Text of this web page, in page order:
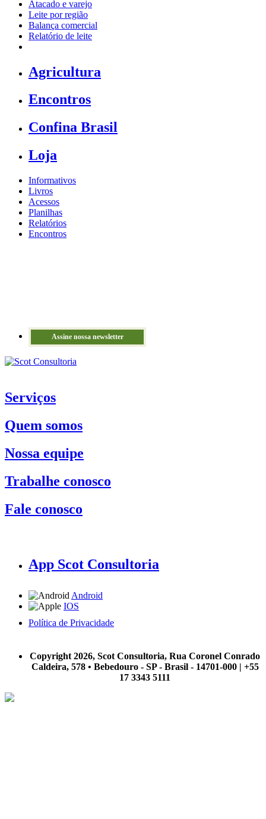
Atacado e varejo
Leite por região
Balança comercial
Relatório de leite
Agricultura
Encontros
Confina Brasil
Loja
Informativos
Livros
Acessos
Planilhas
Relatórios
Encontros
Assine nossa newsletter
Serviços
Quem somos
Nossa equipe
Trabalhe conosco
Fale conosco
App Scot Consultoria
Android
IOS
Política de Privacidade
Copyright 2026, Scot Consultoria, Rua Coronel Conrado
Caldeira, 578 • Bebedouro - SP - Brasil - 14701-000 | +55
17 3343 5111